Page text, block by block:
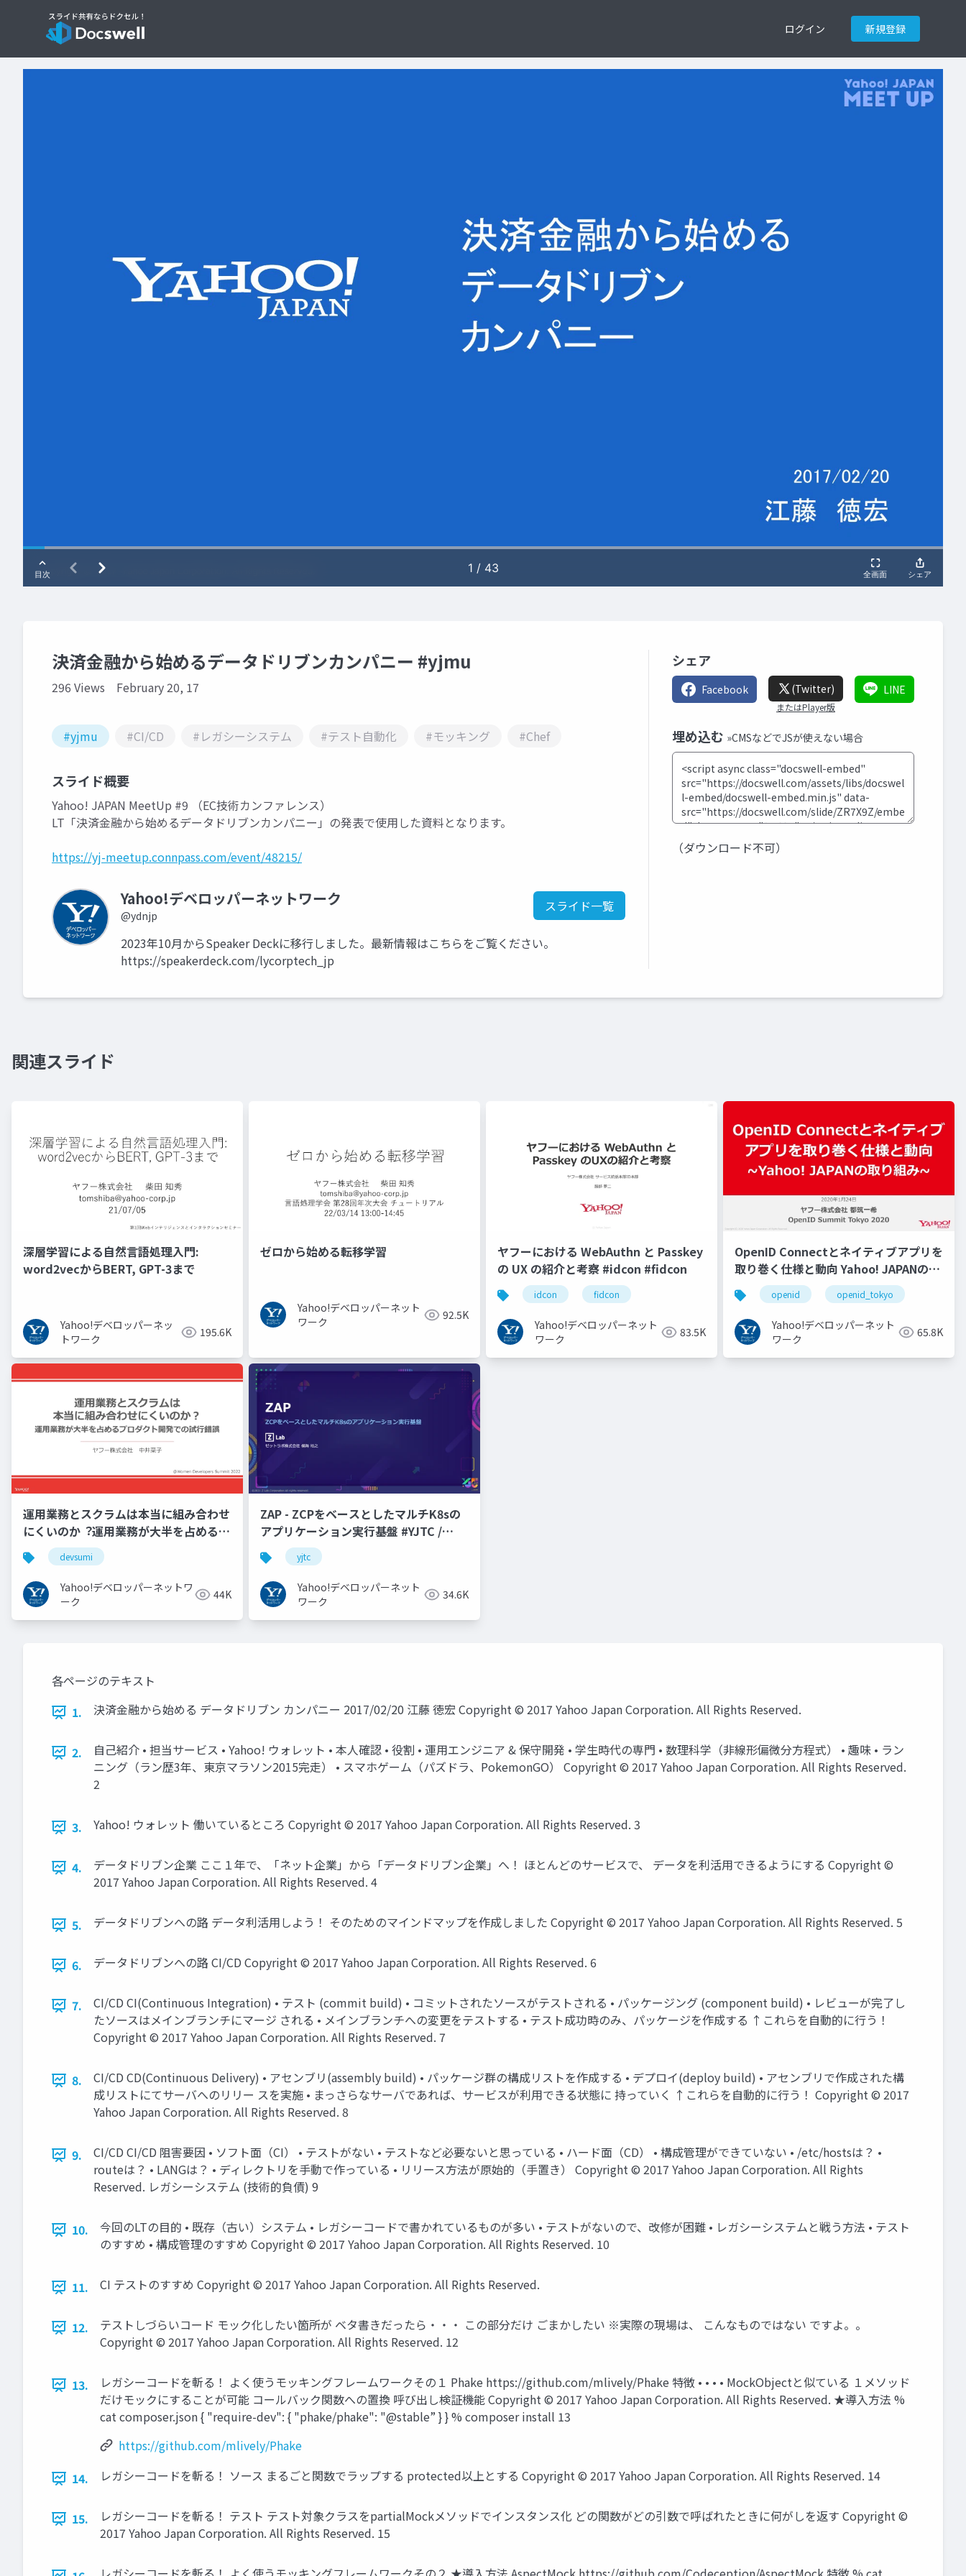
ログイン 新規登録
決済金融から始めるデータドリブンカンパニー #yjmu
296 Views February 20, 17
#yjmu #CI/CD #レガシーシステム #テスト自動化 #モッキング #Chef
スライド概要
Yahoo! JAPAN MeetUp #9 （EC技術カンファレンス）
LT「決済金融から始めるデータドリブンカンパニー」の発表で使用した資料となります。
https://yj-meetup.connpass.com/event/48215/
Yahoo!デベロッパーネットワーク
@ydnjp
スライド一覧
2023年10月からSpeaker Deckに移行しました。最新情報はこちらをご覧ください。
https://speakerdeck.com/lycorptech_jp
シェア
Facebook (Twitter)
またはPlayer版
LINE
埋め込む »CMSなどでJSが使えない場合
（ダウンロード不可）
関連スライド
深層学習による自然言語処理入門:
word2vecからBERT, GPT-3まで
Yahoo!デベロッパーネッ
トワーク
195.6K
ゼロから始める転移学習
Yahoo!デベロッパーネット
ワーク
92.5K
ヤフーにおける WebAuthn と Passkey
の UX の紹介と考察 #idcon #fidcon
idcon fidcon
Yahoo!デベロッパーネット
ワーク
83.5K
OpenID Connectとネイティブアプリを
取り巻く仕様と動向 Yahoo! JAPANの取
り組み #openid #openid_tokyo
openid openid_tokyo
Yahoo!デベロッパーネット
ワーク
65.8K
運用業務とスクラムは本当に組み合わせ
にくいのか︖運用業務が大半を占めるプ
ロダクト開発での試行錯誤
devsumi
Yahoo!デベロッパーネットワ
ーク
44K
ZAP - ZCPをベースとしたマルチK8sの
アプリケーション実行基盤 #YJTC /
YJTC21 B-3
yjtc
Yahoo!デベロッパーネット
ワーク
34.6K
各ページのテキスト
1.
決済金融から始める データドリブン カンパニー 2017/02/20 江藤 徳宏 Copyright © 2017 Yahoo Japan Corporation. All Rights Reserved.
2.
自己紹介 • 担当サービス • Yahoo! ウォレット • 本人確認 • 役割 • 運用エンジニア & 保守開発 • 学生時代の専門 • 数理科学（非線形偏微分方程式） • 趣味 • ラン
ニング（ラン歴3年、東京マラソン2015完走） • スマホゲーム（パズドラ、PokemonGO） Copyright © 2017 Yahoo Japan Corporation. All Rights Reserved.
2
3. Yahoo! ウォレット 働いているところ Copyright © 2017 Yahoo Japan Corporation. All Rights Reserved. 3
4.
データドリブン企業 ここ１年で、「ネット企業」から「データドリブン企業」へ！ ほとんどのサービスで、 データを利活用できるようにする Copyright ©
2017 Yahoo Japan Corporation. All Rights Reserved. 4
5. データドリブンへの路 データ利活用しよう！ そのためのマインドマップを作成しました Copyright © 2017 Yahoo Japan Corporation. All Rights Reserved. 5
6. データドリブンへの路 CI/CD Copyright © 2017 Yahoo Japan Corporation. All Rights Reserved. 6
7.
CI/CD CI(Continuous Integration) • テスト (commit build) • コミットされたソースがテストされる • パッケージング (component build) • レビューが完了し
たソースはメインブランチにマージ される • メインブランチへの変更をテストする • テスト成功時のみ、パッケージを作成する ↑これらを自動的に行う！
Copyright © 2017 Yahoo Japan Corporation. All Rights Reserved. 7
8.
CI/CD CD(Continuous Delivery) • アセンブリ(assembly build) • パッケージ群の構成リストを作成する • デプロイ(deploy build) • アセンブリで作成された構
成リストにてサーバへのリリー スを実施 • まっさらなサーバであれば、サービスが利用できる状態に 持っていく ↑これらを自動的に行う！ Copyright © 2017
Yahoo Japan Corporation. All Rights Reserved. 8
9.
CI/CD CI/CD 阻害要因 • ソフト面（CI） • テストがない • テストなど必要ないと思っている • ハード面（CD） • 構成管理ができていない • /etc/hostsは？ •
routeは？ • LANGは？ • ディレクトリを手動で作っている • リリース方法が原始的（手置き） Copyright © 2017 Yahoo Japan Corporation. All Rights
Reserved. レガシーシステム (技術的負債) 9
10.
今回のLTの目的 • 既存（古い）システム • レガシーコードで書かれているものが多い • テストがないので、改修が困難 • レガシーシステムと戦う方法 • テスト
のすすめ • 構成管理のすすめ Copyright © 2017 Yahoo Japan Corporation. All Rights Reserved. 10
11. CI テストのすすめ Copyright © 2017 Yahoo Japan Corporation. All Rights Reserved.
12.
テストしづらいコード モック化したい箇所が ベタ書きだったら・・・ この部分だけ ごまかしたい ※実際の現場は、 こんなものではない ですよ。。
Copyright © 2017 Yahoo Japan Corporation. All Rights Reserved. 12
13.
レガシーコードを斬る！ よく使うモッキングフレームワークその１ Phake https://github.com/mlively/Phake 特徴 • • • • MockObjectと似ている １メソッド
だけモックにすることが可能 コールバック関数への置換 呼び出し検証機能 Copyright © 2017 Yahoo Japan Corporation. All Rights Reserved. ★導入方法 %
cat composer.json { "require-dev": { "phake/phake": "@stable” } } % composer install 13
https://github.com/mlively/Phake
14.
レガシーコードを斬る！ ソース まるごと関数でラップする protected以上とする Copyright © 2017 Yahoo Japan Corporation. All Rights Reserved. 14
15.
レガシーコードを斬る！ テスト テスト対象クラスをpartialMockメソッドでインスタンス化 どの関数がどの引数で呼ばれたときに何がしを返す Copyright ©
2017 Yahoo Japan Corporation. All Rights Reserved. 15